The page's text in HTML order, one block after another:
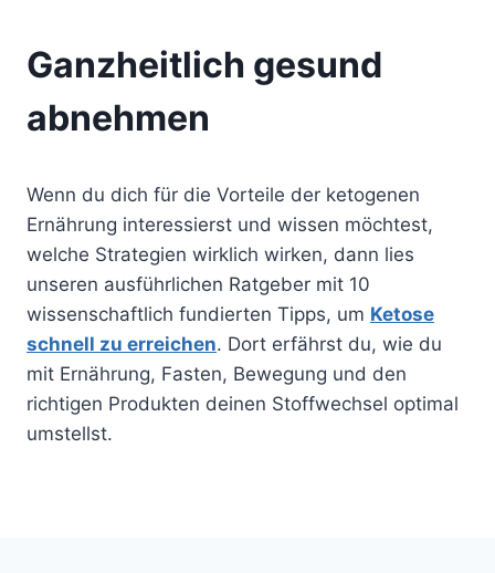
Ganzheitlich gesund
abnehmen
Wenn du dich für die Vorteile der ketogenen
Ernährung interessierst und wissen möchtest,
welche Strategien wirklich wirken, dann lies
unseren ausführlichen Ratgeber mit 10
wissenschaftlich fundierten Tipps, um Ketose
schnell zu erreichen. Dort erfährst du, wie du
mit Ernährung, Fasten, Bewegung und den
richtigen Produkten deinen Stoffwechsel optimal
umstellst.